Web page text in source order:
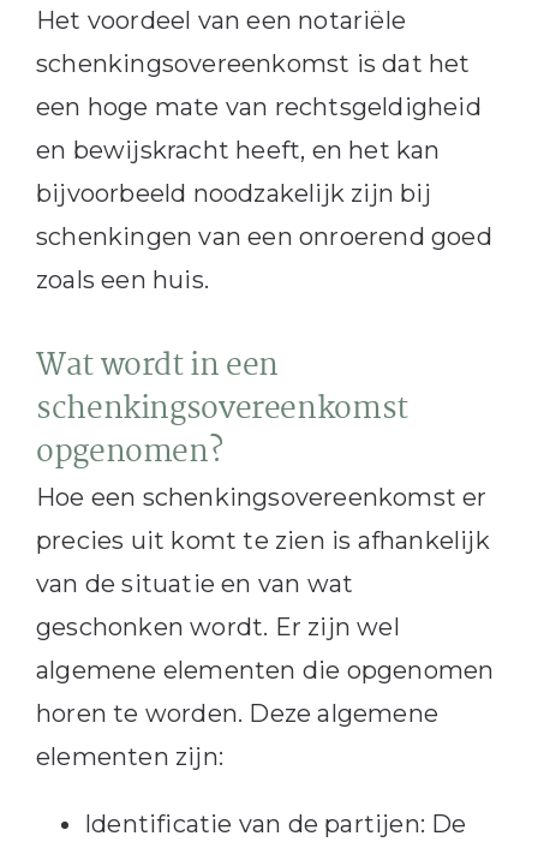
Het voordeel van een notariële
schenkingsovereenkomst is dat het
een hoge mate van rechtsgeldigheid
en bewijskracht heeft, en het kan
bijvoorbeeld noodzakelijk zijn bij
schenkingen van een onroerend goed
zoals een huis.
Wat wordt in een
schenkingsovereenkomst
opgenomen?
Hoe een schenkingsovereenkomst er
precies uit komt te zien is afhankelijk
van de situatie en van wat
geschonken wordt. Er zijn wel
algemene elementen die opgenomen
horen te worden. Deze algemene
elementen zijn:
Identificatie van de partijen: De